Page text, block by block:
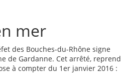
mer
des Bouches-du-Rhône signe
de Gardanne. Cet arrêté, reprend
à compter du 1er janvier 2016 :